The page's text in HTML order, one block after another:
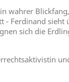
wahrer
- Ferdinand sieht
sich die